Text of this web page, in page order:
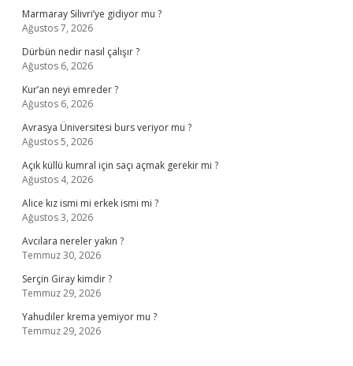
Marmaray Silivri’ye gidiyor mu ?
Ağustos 7, 2026
Dürbün nedir nasıl çalışır ?
Ağustos 6, 2026
Kur’an neyi emreder ?
Ağustos 6, 2026
Avrasya Üniversitesi burs veriyor mu ?
Ağustos 5, 2026
Açık küllü kumral için saçı açmak gerekir mi ?
Ağustos 4, 2026
Alice kız ismi mi erkek ismi mi ?
Ağustos 3, 2026
Avcılara nereler yakın ?
Temmuz 30, 2026
Serçin Giray kimdir ?
Temmuz 29, 2026
Yahudiler krema yemiyor mu ?
Temmuz 29, 2026